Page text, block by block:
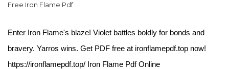
Free Iron Flame Pdf
Enter Iron Flame's blaze! Violet battles boldly for bonds and
bravery. Yarros wins. Get PDF free at ironflamepdf.top now!
https://ironflamepdf.top/ Iron Flame Pdf Online